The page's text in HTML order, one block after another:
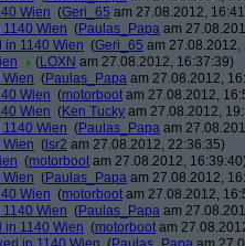
Wien (Geri_65 am 27.08.2012,
Wien (Paulas_Papa am
in 1140 Wien (Geri_65 am 27.08.2012,
(LOXN am 27.08.2012, 16:37:39)
Wien (Paulas_Papa am 27.08.2012,
Wien (motorboot am 27.08.2012,
Wien (Ken Tucky am 27.08.2012,
Wien (Paulas_Papa am
Wien ( lsr2 am 27.08.2012, 22:36:35)
(motorboot am 27.08.2012,
Wien (Paulas_Papa am 27.08.2012,
Wien (motorboot am 27.08.2012,
Wien (Paulas_Papa am
in 1140 Wien (motorboot am